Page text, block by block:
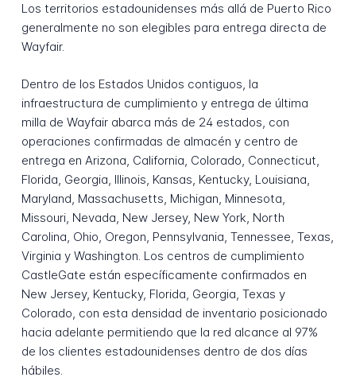
Los territorios estadounidenses más allá de Puerto Rico
generalmente no son elegibles para entrega directa de
Wayfair.
Dentro de los Estados Unidos contiguos, la
infraestructura de cumplimiento y entrega de última
milla de Wayfair abarca más de 24 estados, con
operaciones confirmadas de almacén y centro de
entrega en Arizona, California, Colorado, Connecticut,
Florida, Georgia, Illinois, Kansas, Kentucky, Louisiana,
Maryland, Massachusetts, Michigan, Minnesota,
Missouri, Nevada, New Jersey, New York, North
Carolina, Ohio, Oregon, Pennsylvania, Tennessee, Texas,
Virginia y Washington. Los centros de cumplimiento
CastleGate están específicamente confirmados en
New Jersey, Kentucky, Florida, Georgia, Texas y
Colorado, con esta densidad de inventario posicionado
hacia adelante permitiendo que la red alcance al 97%
de los clientes estadounidenses dentro de dos días
hábiles.